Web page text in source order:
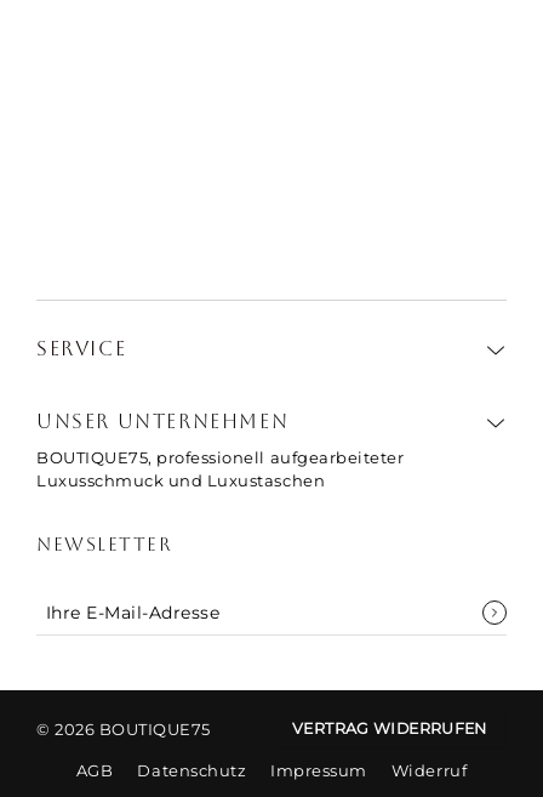
SERVICE
UNSER UNTERNEHMEN
BOUTIQUE75, professionell aufgearbeiteter
Luxusschmuck und Luxustaschen
NEWSLETTER
© 2026 BOUTIQUE75 VERTRAG WIDERRUFEN
AGB Datenschutz Impressum Widerruf